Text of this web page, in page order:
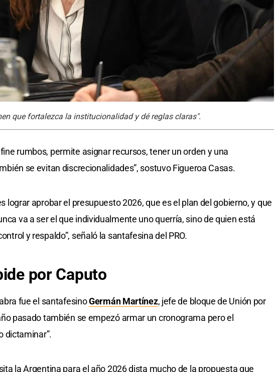
que fortalezca la institucionalidad y dé reglas claras".
rumbos, permite asignar recursos, tener un orden y una
se evitan discrecionalidades”, sostuvo Figueroa Casas.
lograr aprobar el presupuesto 2026, que es el plan del gobierno, y que
va a ser el que individualmente uno querría, sino de quien está
y respaldo”, señaló la santafesina del PRO.
por Caputo
fue el santafesinoGermán Martínez, jefe de bloque de Unión por
pasado también se empezó armar un cronograma pero el
dictaminar”.
la Argentina para el año 2026 dista mucho de la propuesta que